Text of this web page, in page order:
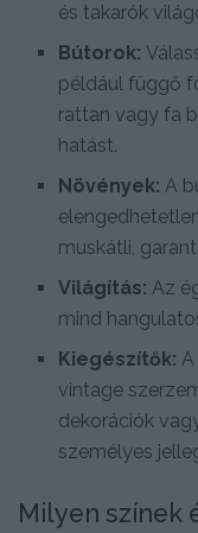
és takarók
Bútorok:
például függő
rattan vagy fa
hatást.
Növények:A
muskátli,
Világítás:Az
mind
Kiegészítők:
vintage
dekorációk
személyes
Milyen színek